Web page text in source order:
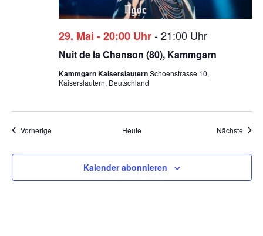
Nuit de la Chanson (80), Kammgarn
29. Mai - 20:00 Uhr-21:00 Uhr
Kammgarn KaiserslauternSchoenstrasse 10,
Kaiserslautern, Deutschland
VorherigeVeranstaltungen Heute Nächste
Kalender abonnieren